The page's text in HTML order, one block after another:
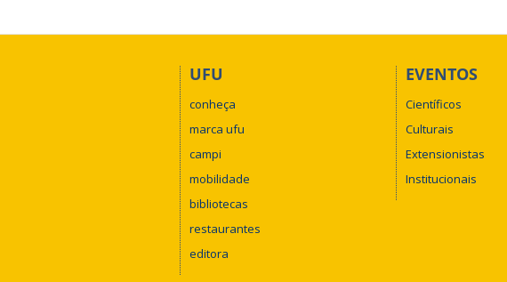
UFU
conheça
marca ufu
campi
mobilidade
bibliotecas
restaurantes
editora
EVENTOS
Científicos
Culturais
Extensionistas
Institucionais